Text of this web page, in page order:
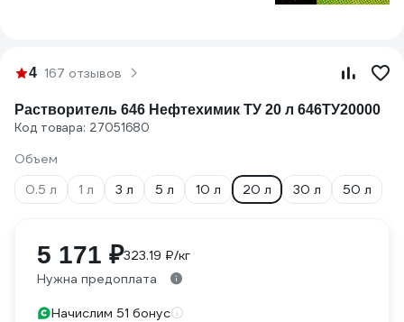
4 167 отзывов
Растворитель 646 Нефтехимик ТУ 20 л 646ТУ20000
Код товара: 27051680
Объем
0.5 л
1 л 3 л 5 л 10 л 20 л 30 л 50 л
5 171 ₽323.19 ₽/кг
Нужна предоплата
Начислим 51 бонус